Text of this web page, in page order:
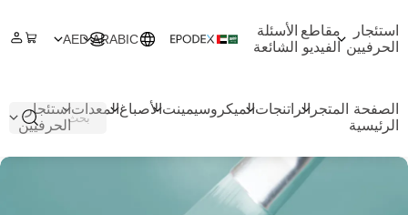
استئجار
الحرفيين
مقاطع
الفيديو
الأسئلة
الشائعة
ARABIC
AED
الصفحة
الرئيسية
المتجر الراتنجاتالميكروسيمينتالأصباغالمعداتاستئجار
الحرفيين